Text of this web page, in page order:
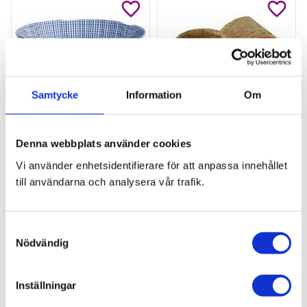
Samtycke Information Om
Denna webbplats använder cookies
Vi använder enhetsidentifierare för att anpassa innehållet
till användarna och analysera vår trafik.
Nödvändig
Inställningar
Bowl Tokusa Blue
skål 20cm
165,00kr
Lägg till i favoriter
Kratip Bamboo (L)
99,00kr
Lägg
Lägg